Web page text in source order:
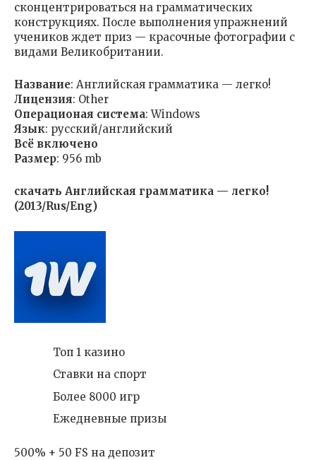
сконцентрироваться на грамматических
конструкциях. После выполнения упражнений
учеников ждет приз — красочные фотографии с
видами Великобритании.
Название: Английская грамматика — легко!
Лицензия: Other
Операционая система: Windows
Язык: русский/английский
Всё включено
Размер: 956 mb
скачать Английская грамматика — легко!
(2013/Rus/Eng)
Топ 1 казино
Ставки на спорт
Более 8000 игр
Ежедневные призы
500% + 50 FS на депозит